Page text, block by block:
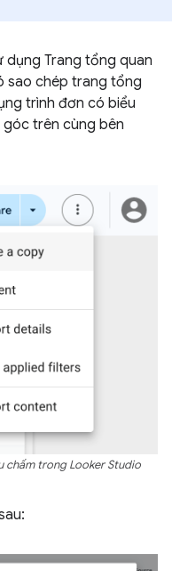
dụng Trang tổng quan
sao chép trang tổng
trình đơn có biểu
trên cùng bên
chấm trong Looker Studio